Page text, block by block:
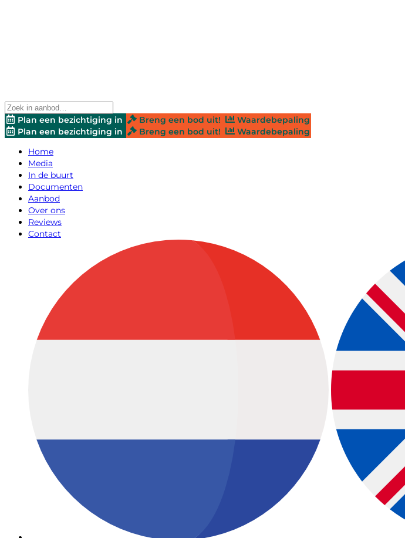
Plan een bezichtiging in Breng een bod uit!
Waardebepaling
Plan een bezichtiging in
Breng een bod uit!
Waardebepaling
Home
Media
In de buurt
Documenten
Aanbod
Over ons
Reviews
Contact